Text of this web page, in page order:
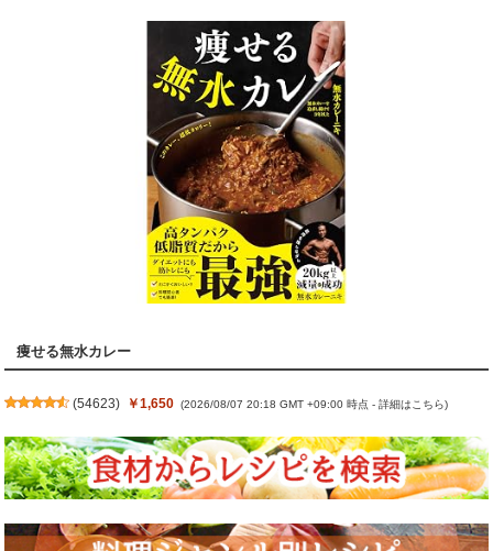
痩せる無水カレー
(54623) ￥1,650 (2026/08/07 20:18 GMT +09:00 時点 -詳細はこちら)